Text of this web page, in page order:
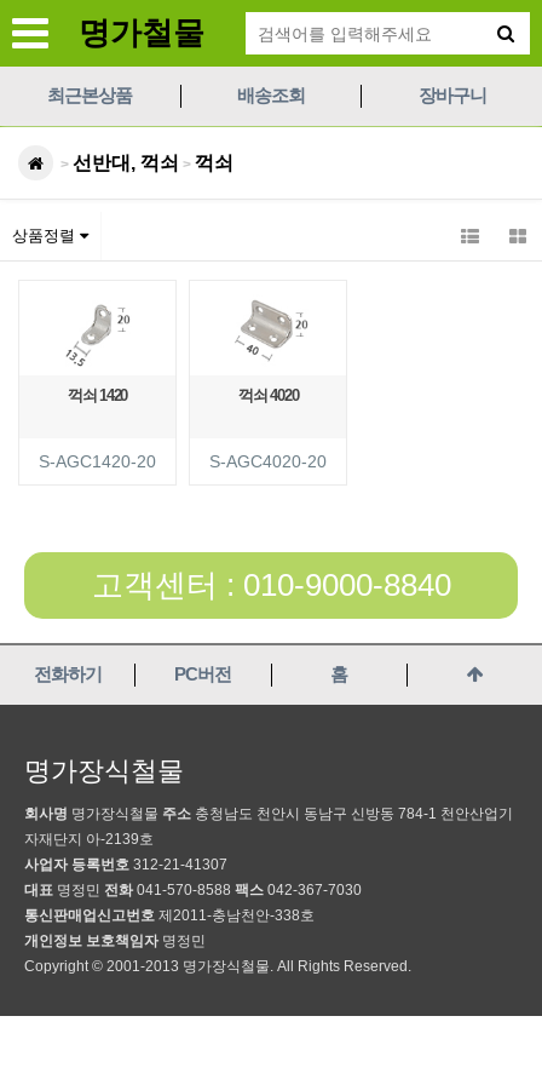
명가철물
최근본상품 배송조회 장바구니
> 선반대, 꺽쇠 > 꺽쇠
상품정렬
꺽쇠 1420
S-AGC1420-20
꺽쇠 4020
S-AGC4020-20
고객센터 : 010-9000-8840
전화하기 PC버전 홈
명가장식철물
회사명 명가장식철물 주소 충청남도 천안시 동남구 신방동 784-1 천안산업기
자재단지 아-2139호
사업자 등록번호 312-21-41307
대표 명정민 전화 041-570-8588 팩스 042-367-7030
통신판매업신고번호 제2011-충남천안-338호
개인정보 보호책임자 명정민
Copyright © 2001-2013 명가장식철물. All Rights Reserved.